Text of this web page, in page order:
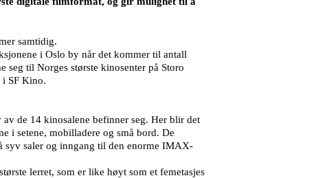
samtidig.
i Oslo by når det kommer til antall
til Norges største kinosenter på Storo
i SF Kino.
de 14 kinosalene befinner seg. Her blir det
i setene, mobilladere og små bord. De
syv saler og inngang til den enorme IMAX-
lerret, som er like høyt som et femetasjes